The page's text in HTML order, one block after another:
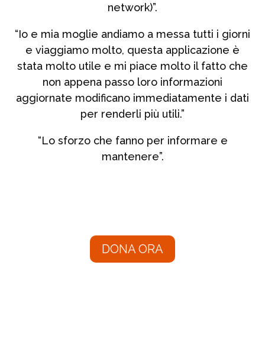
network)”.
“Io e mia moglie andiamo a messa tutti i giorni
e viaggiamo molto, questa applicazione è
stata molto utile e mi piace molto il fatto che
non appena passo loro informazioni
aggiornate modificano immediatamente i dati
per renderli più utili.”
“Lo sforzo che fanno per informare e
mantenere”.
DONA ORA